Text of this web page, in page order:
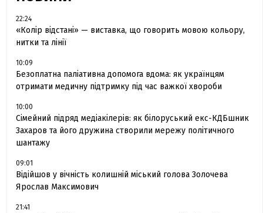
22:24
«Колір відстані» — виставка, що говорить мовою кольору,
нитки та лінії
10:09
Безоплатна паліативна допомога вдома: як українцям
отримати медичну підтримку під час важкої хвороби
10:00
Сімейний підряд медіакілерів: як білоруський екс-КДБшник
Захаров та його дружина створили мережу політичного
шантажу
09:01
Відійшов у вічність колишній міський голова Золочева
Ярослав Максимович
21:41